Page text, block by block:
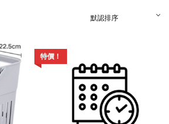
特價！